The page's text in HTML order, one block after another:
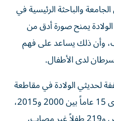
والباحثة الرئيسية في
يمنح صورة أدق من
وأن ذلك يساعد على فهم
لدى الأطفال.
لحديثي الولادة في مقاطعة
لوس أنجلوس، جمعت على مدى 15 عاماً بين 2000 و2015،